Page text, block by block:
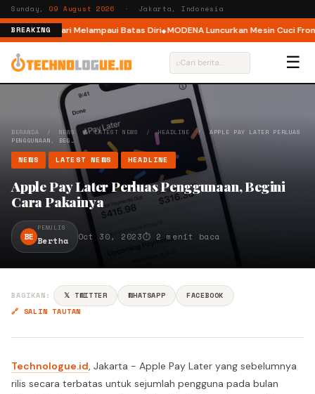
Sunday, 09 August 2026 · Jakarta, Indonesia
BREAKING
Ajak Pelari Melampaui Batas Diri MODENA Luncurkan Mesin Cuci
⌕ ☰
BERANDA / NEWS /LATEST NEWS /HEADLINE /APPLE PAY LATER PERLUAS
PENGGUNAAN, BEG…
NEWS LATEST NEWS HEADLINE
Apple Pay Later Perluas Penggunaan, Begini
Cara Pakainya
BE
PENULIS
Bertha Oct 30, 2023⏱ 2 menit baca
BAGIKAN: 𝕏 TWITTER WHATSAPP
FACEBOOK
🔗 SALIN TAUTAN
Technologue.id, Jakarta - Apple Pay Later yang sebelumnya
rilis secara terbatas untuk sejumlah pengguna pada bulan